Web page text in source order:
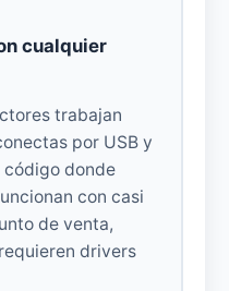
cualquier
trabajan
por USB y
código donde
con casi
de venta,
drivers